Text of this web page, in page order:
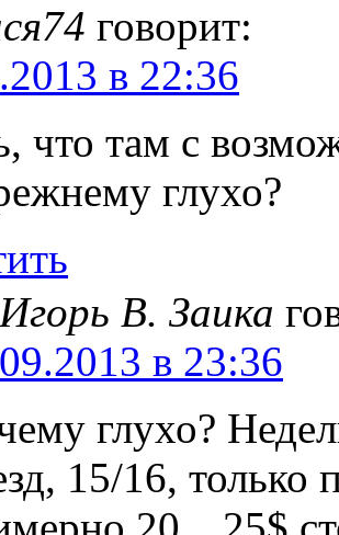
говорит:
в 22:36
что там с
глухо?
Игорь В. Заика
в 23:36
глухо?
15/16, только